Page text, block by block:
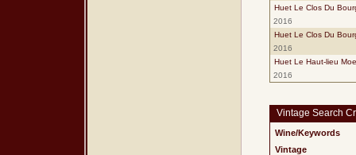
Huet Le Clos Du
2016
Huet Le Clos Du
2016
Huet Le Haut-lieu
2016
Vintage Search
Wine/Keywords
Vintage